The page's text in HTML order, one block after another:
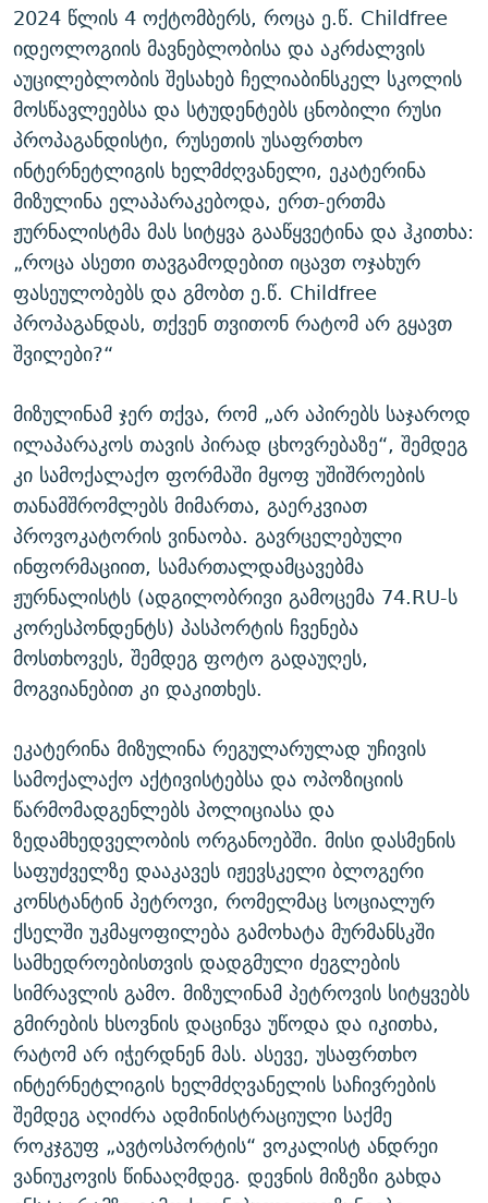
2024 წლის 4 ოქტომბერს, როცა ე.წ. Childfree
იდეოლოგიის მავნებლობისა და აკრძალვის
აუცილებლობის შესახებ ჩელიაბინსკელ სკოლის
მოსწავლეებსა და სტუდენტებს ცნობილი რუსი
პროპაგანდისტი, რუსეთის უსაფრთხო
ინტერნეტლიგის ხელმძღვანელი, ეკატერინა
მიზულინა ელაპარაკებოდა, ერთ-ერთმა
ჟურნალისტმა მას სიტყვა გააწყვეტინა და ჰკითხა:
„როცა ასეთი თავგამოდებით იცავთ ოჯახურ
ფასეულობებს და გმობთ ე.წ. Childfree
პროპაგანდას, თქვენ თვითონ რატომ არ გყავთ
შვილები?“
მიზულინამ ჯერ თქვა, რომ „არ აპირებს საჯაროდ
ილაპარაკოს თავის პირად ცხოვრებაზე“, შემდეგ
კი სამოქალაქო ფორმაში მყოფ უშიშროების
თანამშრომლებს მიმართა, გაერკვიათ
პროვოკატორის ვინაობა. გავრცელებული
ინფორმაციით, სამართალდამცავებმა
ჟურნალისტს (ადგილობრივი გამოცემა 74.RU-ს
კორესპონდენტს) პასპორტის ჩვენება
მოსთხოვეს, შემდეგ ფოტო გადაუღეს,
მოგვიანებით კი დაკითხეს.
ეკატერინა მიზულინა რეგულარულად უჩივის
სამოქალაქო აქტივისტებსა და ოპოზიციის
წარმომადგენლებს პოლიციასა და
ზედამხედველობის ორგანოებში. მისი დასმენის
საფუძველზე დააკავეს იჟევსკელი ბლოგერი
კონსტანტინ პეტროვი, რომელმაც სოციალურ
ქსელში უკმაყოფილება გამოხატა მურმანსკში
სამხედროებისთვის დადგმული ძეგლების
სიმრავლის გამო. მიზულინამ პეტროვის სიტყვებს
გმირების ხსოვნის დაცინვა უწოდა და იკითხა,
რატომ არ იჭერდნენ მას. ასევე, უსაფრთხო
ინტერნეტლიგის ხელმძღვანელის საჩივრების
შემდეგ აღიძრა ადმინისტრაციული საქმე
როკჯგუფ „ავტოსპორტის“ ვოკალისტ ანდრეი
ვანიუკოვის წინააღმდეგ. დევნის მიზეზი გახდა